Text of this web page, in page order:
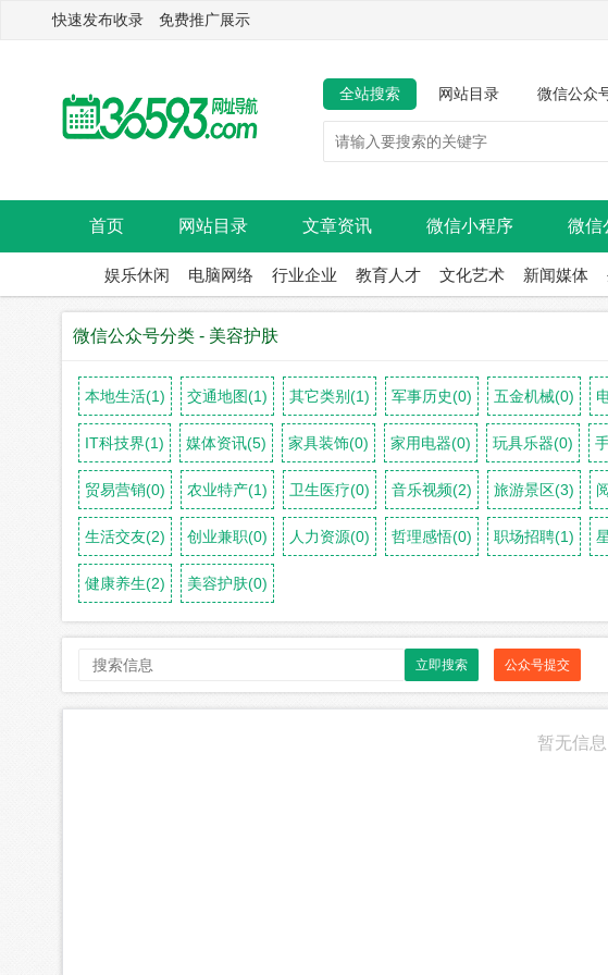
快速发布收录 免费推广展示
全站搜索 网站目录 微信公众
首页 网站目录 文章资讯 微信小程序 微信
娱乐休闲 电脑网络 行业企业 教育人才 文化艺术 新闻媒体
微信公众号分类 - 美容护肤
本地生活(1) 交通地图(1) 其它类别(1) 军事历史(0) 五金机械(0)
IT科技界(1) 媒体资讯(5) 家具装饰(0) 家用电器(0) 玩具乐器(0)
贸易营销(0) 农业特产(1) 卫生医疗(0) 音乐视频(2) 旅游景区(3)
生活交友(2) 创业兼职(0) 人力资源(0) 哲理感悟(0) 职场招聘(1)
健康养生(2) 美容护肤(0)
立即搜索 公众号提交
暂无信息